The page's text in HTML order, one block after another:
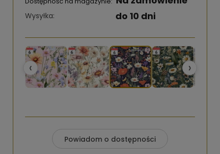
Wysyłka: do 10 dni
‹ ›
Powiadom o dostępności